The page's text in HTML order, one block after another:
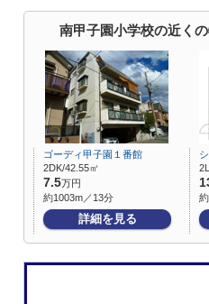
南甲子園小学校の近く
ゴーディ甲子園１番館
2DK/42.55㎡
7.5万円
約1003m／13分
詳細を見る